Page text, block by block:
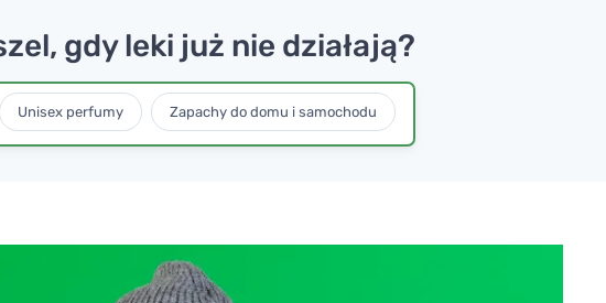
gdy leki już nie działają?
Unisex perfumy Zapachy do domu i samochodu